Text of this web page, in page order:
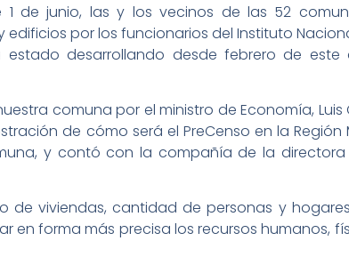
1 de junio, las y los vecinos de las 52
por los funcionarios del Instituto
estado desarrollando desde febrero de
comuna por el ministro de Economía, Luis
de cómo será el PreCenso en la Región
y contó con la compañía de la directora
de viviendas, cantidad de personas y
forma más precisa los recursos humanos,